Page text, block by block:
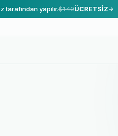
yapılır.$149ÜCRETSİZ